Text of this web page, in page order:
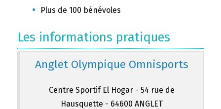
Plus de 100 bénévoles
Les informations pratiques
Anglet Olympique Omnisports
Centre Sportif El Hogar - 54 rue de
Hausquette - 64600 ANGLET